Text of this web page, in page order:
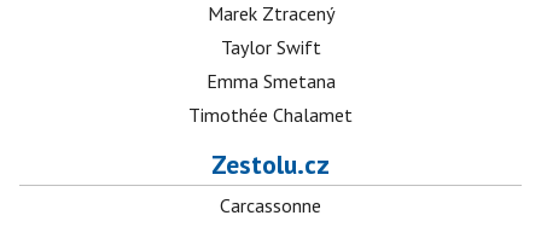
Marek Ztracený
Taylor Swift
Emma Smetana
Timothée Chalamet
Zestolu.cz
Carcassonne